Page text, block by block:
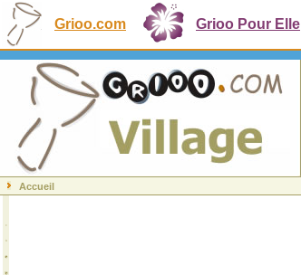
Grioo.com Grioo Pour Elle
Accueil